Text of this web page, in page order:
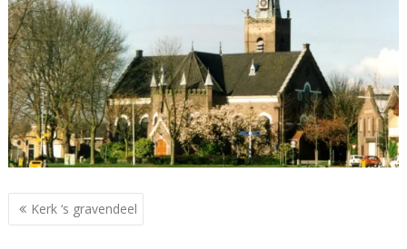
Berichtnavigatie
Kerk ‘s gravendeel